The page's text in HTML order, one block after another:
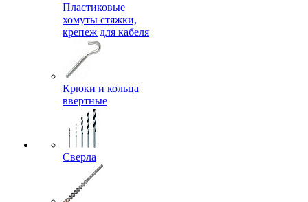
Пластиковые
хомуты стяжки,
крепеж для кабеля
Крюки и кольца
ввертные
Сверла